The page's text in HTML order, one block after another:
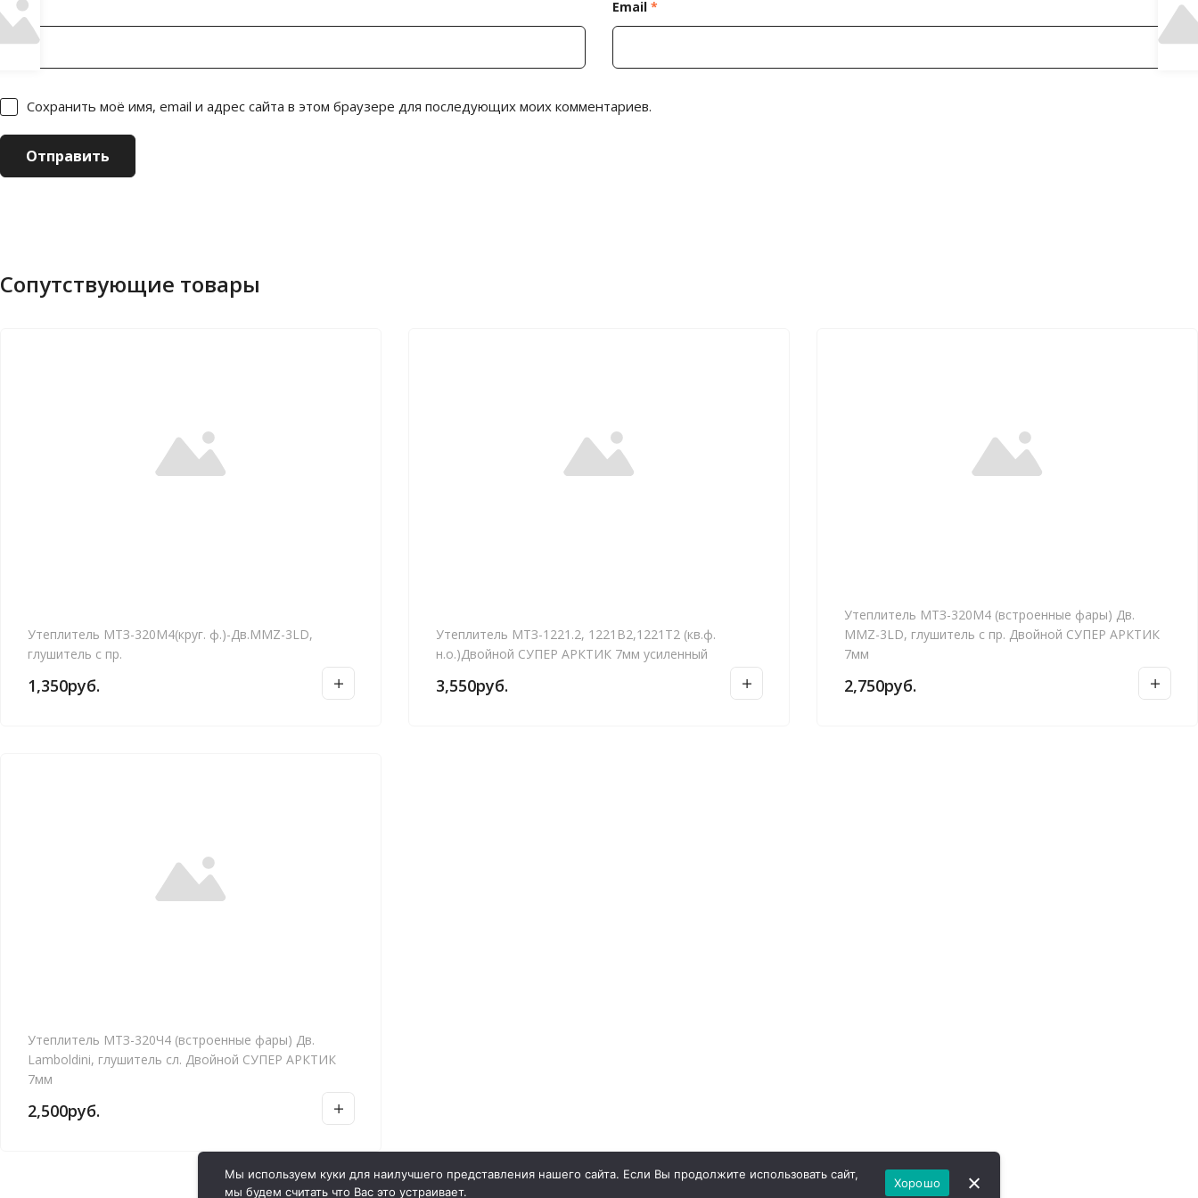
Имя Email *
Сохранить моё имя, email и адрес сайта в этом браузере для последующих моих комментариев.
Сопутствующие товары
Утеплитель МТЗ-320М4(круг. ф.)-Дв.MMZ-3LD,
глушитель с пр.
1,350руб.
Утеплитель МТЗ-1221.2, 1221В2,1221Т2 (кв.ф.
н.о.)Двойной СУПЕР АРКТИК 7мм усиленный
3,550руб.
Утеплитель МТЗ-320М4 (встроенные фары) Дв.
MMZ-3LD, глушитель с пр. Двойной СУПЕР АРКТИК
7мм
2,750руб.
Утеплитель МТЗ-320Ч4 (встроенные фары) Дв.
Lamboldini, глушитель сл. Двойной СУПЕР АРКТИК
7мм
2,500руб.
Мы используем куки для наилучшего представления нашего сайта. Если Вы продолжите использовать сайт,
мы будем считать что Вас это устраивает.
Хорошо